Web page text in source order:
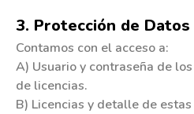
3. Protección de
Contamos con el acceso a:
A) Usuario y contraseña de
de licencias.
B) Licencias y detalle de